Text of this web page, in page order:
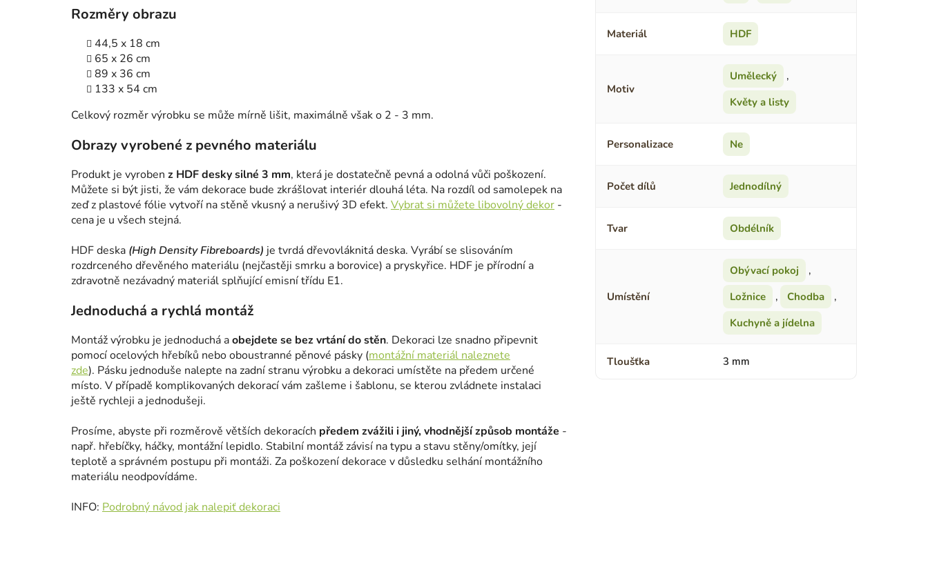
Rozměry obrazu
44,5 x 18 cm
65 x 26 cm
89 x 36 cm
133 x 54 cm
Celkový rozměr výrobku se může mírně lišit, maximálně však o 2 - 3 mm.
Obrazy vyrobené z pevného materiálu
Produkt je vyroben z HDF desky silné 3 mm, která je dostatečně pevná a odolná vůči poškození.
Můžete si být jisti, že vám dekorace bude zkrášlovat interiér dlouhá léta. Na rozdíl od samolepek na
zeď z plastové fólie vytvoří na stěně vkusný a nerušivý 3D efekt. Vybrat si můžete libovolný dekor -
cena je u všech stejná.
HDF deska (High Density Fibreboards) je tvrdá dřevovláknitá deska. Vyrábí se slisováním
rozdrceného dřevěného materiálu (nejčastěji smrku a borovice) a pryskyřice. HDF je přírodní a
zdravotně nezávadný materiál splňující emisní třídu E1.
Jednoduchá a rychlá montáž
Montáž výrobku je jednoduchá aobejdete se bez vrtání do stěn. Dekoraci lze snadno připevnit
pomocí ocelových hřebíků nebo oboustranné pěnové pásky (montážní materiál naleznete
zde). Pásku jednoduše nalepte na zadní stranu výrobku a dekoraci umístěte na předem určené
místo. V případě komplikovaných dekorací vám zašleme i šablonu, se kterou zvládnete instalaci
ještě rychleji a jednodušeji.
Prosíme, abyste při rozměrově větších dekoracích předem zvážili i jiný, vhodnější způsob montáže -
např. hřebíčky, háčky, montážní lepidlo. Stabilní montáž závisí na typu a stavu stěny/omítky, její
teplotě a správném postupu při montáži. Za poškození dekorace v důsledku selhání montážního
materiálu neodpovídáme.
INFO: Podrobný návod jak nalepiť dekoraci
Materiál HDF
Motiv
Umělecký
,
Květy a listy
Personalizace Ne
Počet dílů Jednodílný
Tvar Obdélník
Umístění
Obývací pokoj
,
Ložnice
, Chodba
,
Kuchyně a jídelna
Tloušťka 3 mm